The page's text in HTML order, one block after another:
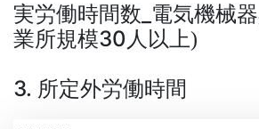
実労働時間数_電気機械
業所規模30人以上)
3. 所定外労働時間